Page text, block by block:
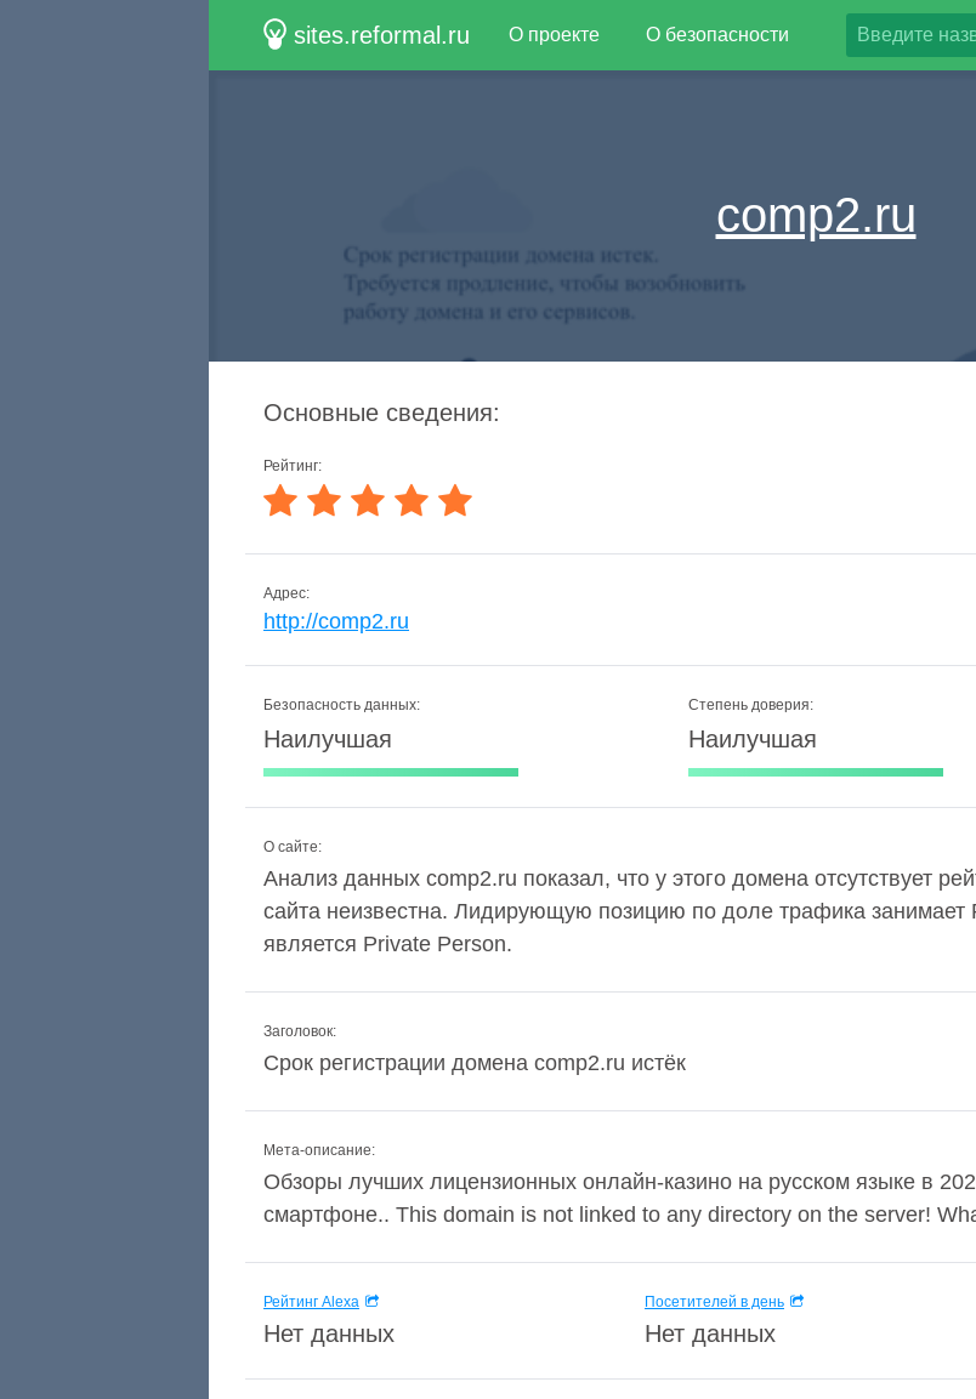
sites.reformal.ru О проекте О безопасности
comp2.ru
Основные сведения:
Рейтинг:
Адрес:
http://comp2.ru
Безопасность данных:
Наилучшая
Степень доверия:
Наилучшая
О сайте:
Анализ данных comp2.ru показал, что у этого домена отсутствует
сайта неизвестна. Лидирующую позицию по доле трафика
является Private Person.
Заголовок:
Срок регистрации домена comp2.ru истёк
Мета-описание:
Обзоры лучших лицензионных онлайн-казино на русском языке в
смартфоне.. This domain is not linked to any directory on the server!
Рейтинг Alexa
Нет данных
Посетителей в день
Нет данных